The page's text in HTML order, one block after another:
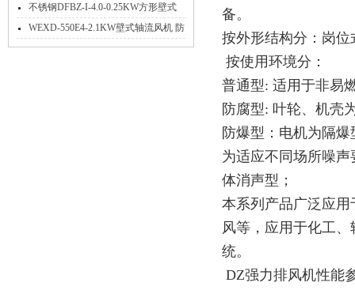
轴流风机
不锈钢DFBZ-I-4.0-0.25KW方形壁式
轴流风机
WEXD-550E4-2.1KW壁式轴流风机 防
腐隔爆送风排风机
备。
按外形结构分：岗
按使用环境分：
普通型: 适用于非易
防腐型: 叶轮、机壳
防爆型：电机为隔
为适应不同场所噪
体消声型；
本系列产品广泛应
风等，应用于化工
统。
DZ强力排风机性能